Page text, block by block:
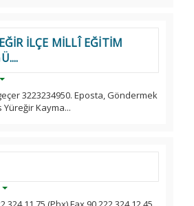
İLÇE MİLLÎ EĞİTİM
3223234950. Eposta, Göndermek
Yüreğir Kayma...